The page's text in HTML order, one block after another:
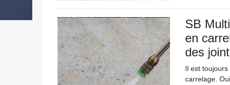
SB
en
des
Il est
carrelage.